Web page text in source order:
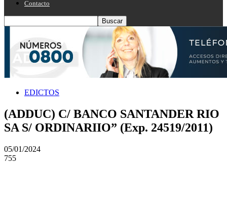
Contacto
EDICTOS
(ADDUC) C/ BANCO SANTANDER RIO
SA S/ ORDINARIIO” (Exp. 24519/2011)
05/01/2024
755